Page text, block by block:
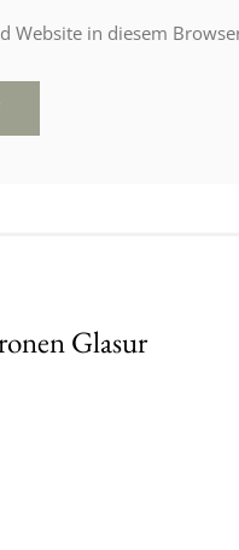
Website in diesem
Glasur